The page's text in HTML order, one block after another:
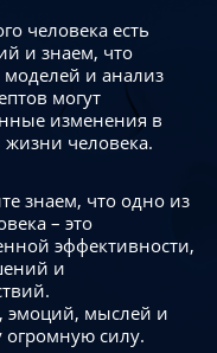
человека есть
и знаем, что
и анализ
могут
изменения в
человека.
знаем, что одно из
– это
эффективности,
и
эмоций, мыслей и
огромную силу.